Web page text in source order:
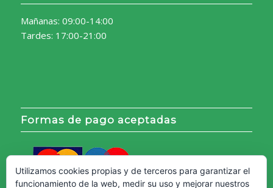
Mañanas: 09:00-14:00
Tardes: 17:00-21:00
Formas de pago aceptadas
Utilizamos cookies propias y de terceros para garantizar el
funcionamiento de la web, medir su uso y mejorar nuestros